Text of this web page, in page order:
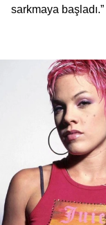
sarkmaya başladı.”